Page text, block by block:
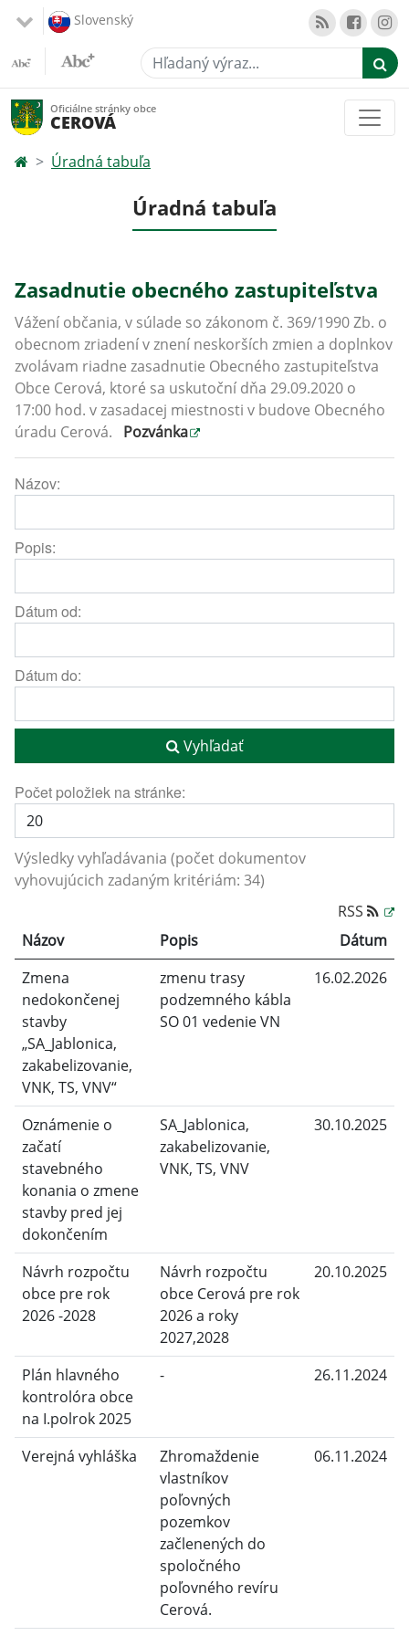
Slovenský
Hľadaný výraz...
Oficiálne stránky obce
CEROVÁ
Úradná tabuľa
Úradná tabuľa
Zasadnutie obecného zastupiteľstva
Vážení občania, v súlade so zákonom č. 369/1990 Zb. o
obecnom zriadení v znení neskorších zmien a doplnkov
zvolávam riadne zasadnutie Obecného zastupiteľstva
Obce Cerová, ktoré sa uskutoční dňa 29.09.2020 o
17:00 hod. v zasadacej miestnosti v budove Obecného
úradu Cerová. Pozvánka
Názov:
Popis:
Dátum od:
Dátum do:
Vyhľadať
Počet položiek na stránke:
Výsledky vyhľadávania (počet dokumentov
vyhovujúcich zadaným kritériám: 34)
RSS
Názov
Popis
Dátum
Zmena
nedokončenej
stavby
„SA_Jablonica,
zakabelizovanie,
VNK, TS, VNV“
zmenu trasy
podzemného kábla
SO 01 vedenie VN
16.02.2026
Oznámenie o
začatí
stavebného
konania o zmene
stavby pred jej
dokončením
SA_Jablonica,
zakabelizovanie,
VNK, TS, VNV
30.10.2025
Návrh rozpočtu
obce pre rok
2026 -2028
Návrh rozpočtu
obce Cerová pre rok
2026 a roky
2027,2028
20.10.2025
Plán hlavného
kontrolóra obce
na I.polrok 2025
- 26.11.2024
Verejná vyhláška
Zhromaždenie
vlastníkov
poľovných
pozemkov
začlenených do
spoločného
poľovného revíru
Cerová.
06.11.2024